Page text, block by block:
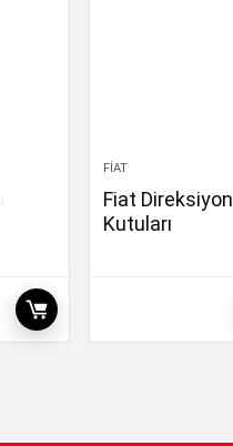
FIAT
Fiat Direksiyon
Kutuları